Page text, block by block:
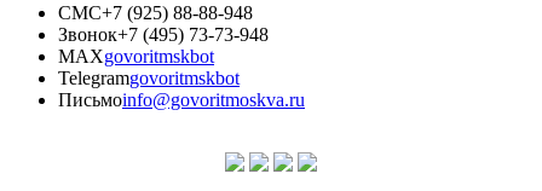
СМС+7 (925) 88-88-948
Звонок+7 (495) 73-73-948
MAXgovoritmskbot
Telegramgovoritmskbot
Письмоinfo@govoritmoskva.ru